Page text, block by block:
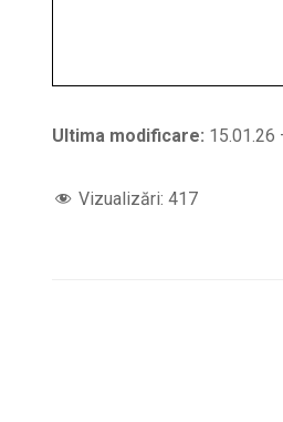
Ultima modificare: 15.01.26
Vizualizări: 417